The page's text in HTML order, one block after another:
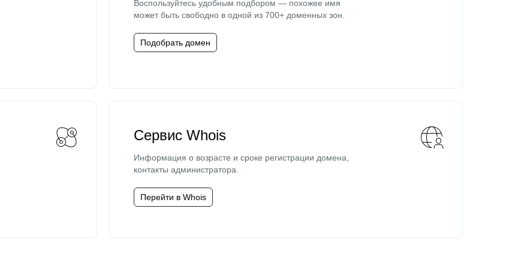
Воспользуйтесь удобным подбором — похожее имя
может быть свободно в одной из 700+ доменных зон.
Подобрать домен
Сервис Whois
Информация о возрасте и сроке регистрации домена,
контакты администратора.
Перейти в Whois